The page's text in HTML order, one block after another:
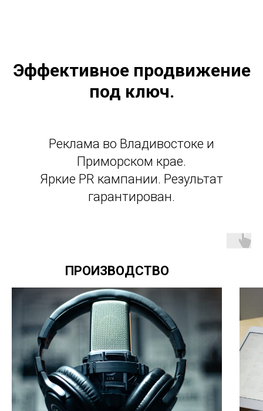
Эффективное продвижение
под ключ.
Реклама во Владивостоке и
Приморском крае.
Яркие PR кампании. Результат
гарантирован.
ПРОИЗВОДСТВО